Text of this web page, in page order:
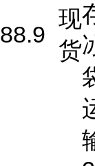
88.9
现
货